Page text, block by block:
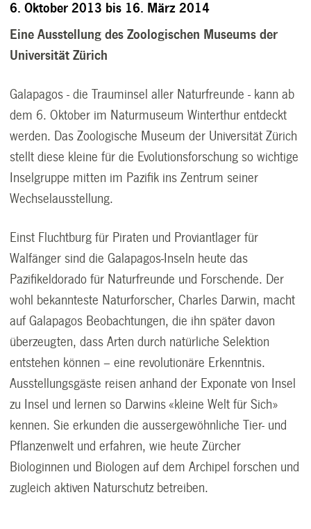
6. Oktober 2013 bis 16. März 2014
Eine Ausstellung des Zoologischen Museums der
Universität Zürich
Galapagos - die Trauminsel aller Naturfreunde - kann ab
dem 6. Oktober im Naturmuseum Winterthur entdeckt
werden. Das Zoologische Museum der Universität Zürich
stellt diese kleine für die Evolutionsforschung so wichtige
Inselgruppe mitten im Pazifik ins Zentrum seiner
Wechselausstellung.
Einst Fluchtburg für Piraten und Proviantlager für
Walfänger sind die Galapagos-Inseln heute das
Pazifikeldorado für Naturfreunde und Forschende. Der
wohl bekannteste Naturforscher, Charles Darwin, macht
auf Galapagos Beobachtungen, die ihn später davon
überzeugten, dass Arten durch natürliche Selektion
entstehen können – eine revolutionäre Erkenntnis.
Ausstellungsgäste reisen anhand der Exponate von Insel
zu Insel und lernen so Darwins «kleine Welt für Sich»
kennen. Sie erkunden die aussergewöhnliche Tier- und
Pflanzenwelt und erfahren, wie heute Zürcher
Biologinnen und Biologen auf dem Archipel forschen und
zugleich aktiven Naturschutz betreiben.